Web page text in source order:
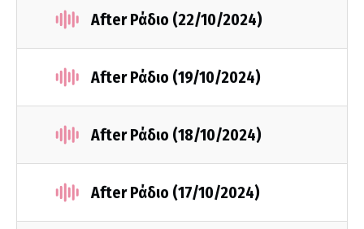
After Ράδιο (22/10/2024)
After Ράδιο (19/10/2024)
After Ράδιο (18/10/2024)
After Ράδιο (17/10/2024)